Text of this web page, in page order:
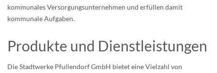
kommunales Versorgungsunternehmen und erfüllen damit
kommunale Aufgaben.
Produkte und Dienstleistungen
Die Stadtwerke Pfullendorf GmbH bietet eine Vielzahl von